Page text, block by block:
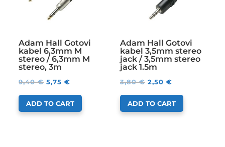
Adam Hall Gotovi
kabel 6,3mm M
stereo / 6,3mm M
stereo, 3m
9,40€ 5,75€
ADD TO CART
Adam Hall Gotovi
kabel 3,5mm stereo
jack / 3,5mm stereo
jack 1.5m
3,80€ 2,50 €
ADD TO CART